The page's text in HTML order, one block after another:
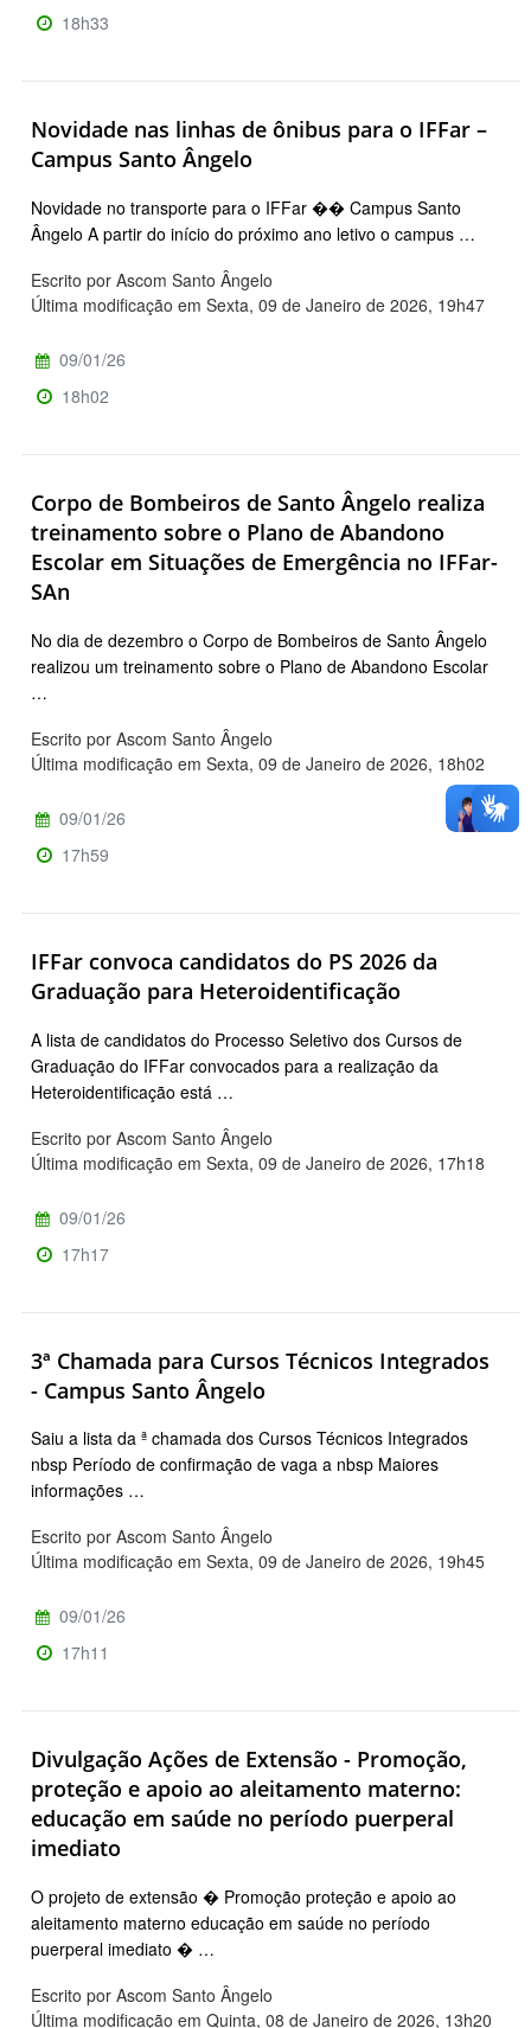
18h33
Novidade nas linhas de ônibus para o IFFar –
Campus Santo Ângelo
Novidade no transporte para o IFFar �� Campus Santo
Ângelo A partir do início do próximo ano letivo o campus …
Escrito por Ascom Santo Ângelo
Última modificação em Sexta, 09 de Janeiro de 2026, 19h47
09/01/26
18h02
Corpo de Bombeiros de Santo Ângelo realiza
treinamento sobre o Plano de Abandono
Escolar em Situações de Emergência no IFFar-
SAn
No dia de dezembro o Corpo de Bombeiros de Santo Ângelo
realizou um treinamento sobre o Plano de Abandono Escolar
…
Escrito por Ascom Santo Ângelo
Última modificação em Sexta, 09 de Janeiro de 2026, 18h02
09/01/26
17h59
IFFar convoca candidatos do PS 2026 da
Graduação para Heteroidentificação
A lista de candidatos do Processo Seletivo dos Cursos de
Graduação do IFFar convocados para a realização da
Heteroidentificação está …
Escrito por Ascom Santo Ângelo
Última modificação em Sexta, 09 de Janeiro de 2026, 17h18
09/01/26
17h17
3ª Chamada para Cursos Técnicos Integrados
- Campus Santo Ângelo
Saiu a lista da ª chamada dos Cursos Técnicos Integrados
nbsp Período de confirmação de vaga a nbsp Maiores
informações …
Escrito por Ascom Santo Ângelo
Última modificação em Sexta, 09 de Janeiro de 2026, 19h45
09/01/26
17h11
Divulgação Ações de Extensão - Promoção,
proteção e apoio ao aleitamento materno:
educação em saúde no período puerperal
imediato
O projeto de extensão � Promoção proteção e apoio ao
aleitamento materno educação em saúde no período
puerperal imediato � …
Escrito por Ascom Santo Ângelo
Última modificação em Quinta, 08 de Janeiro de 2026, 13h20